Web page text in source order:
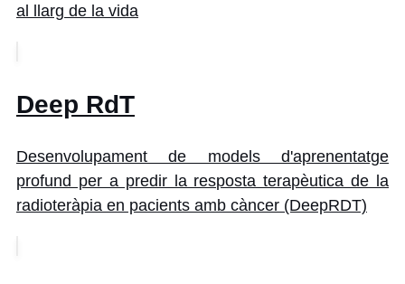
al llarg de la vida
Deep RdT
Desenvolupament de models d'aprenentatge
profund per a predir la resposta terapèutica de la
radioteràpia en pacients amb càncer (DeepRDT)